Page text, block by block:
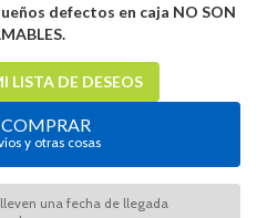
defectos en caja NO SON
LISTA DE DESEOS
COMPRAR
y otras cosas
una fecha de llegada